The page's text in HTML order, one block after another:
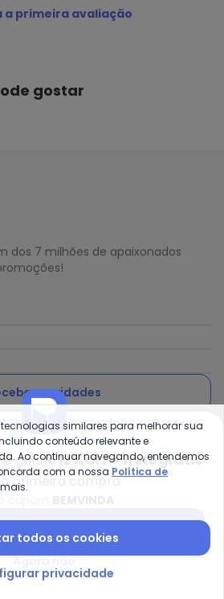
a primeira avaliação
gostar
dos 7 milhões de apaixonados
novidades
concorda com a nossa Política
de Privacidade
da Posthaus Ltda / CNPJ:
Duwe, 202 Bairro Badenfurt -
SC
e ganhe12% OFF + frete grátis
primeira compra
similares para melhorar sua
conteúdo relevante e
Ao continuar navegando, entendemos
com a nossa Política de
todos os cookies
privacidade